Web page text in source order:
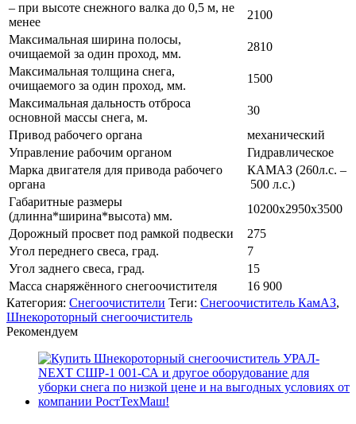
– при высоте снежного валка до 0,5 м, не
менее
2100
Максимальная ширина полосы,
очищаемой за один проход, мм.
2810
Максимальная толщина снега,
очищаемого за один проход, мм.
1500
Максимальная дальность отброса
основной массы снега, м.
30
Привод рабочего органа
механический
Управление рабочим органом
Гидравлическое
Марка двигателя для привода рабочего
органа
КАМАЗ (260л.с. –
500 л.с.)
Габаритные размеры
(длинна*ширина*высота) мм.
10200х2950х3500
Дорожный просвет под рамкой подвески
275
Угол переднего свеса, град.
7
Угол заднего свеса, град.
15
Масса снаряжённого снегоочистителя
16 900
Категория: Снегоочистители Теги: Снегоочиститель КамАЗ,
Шнекороторный снегоочиститель
Рекомендуем